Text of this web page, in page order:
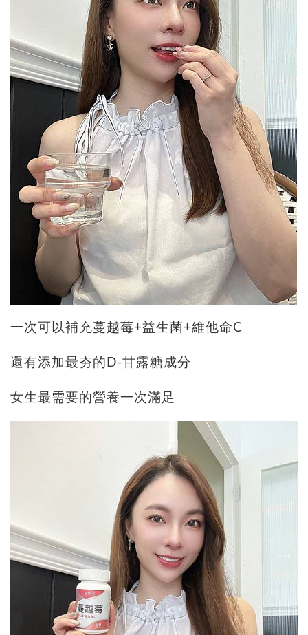
一次可以補充蔓越莓+益生菌+維他命C
還有添加最夯的D-甘露糖成分
女生最需要的營養一次滿足